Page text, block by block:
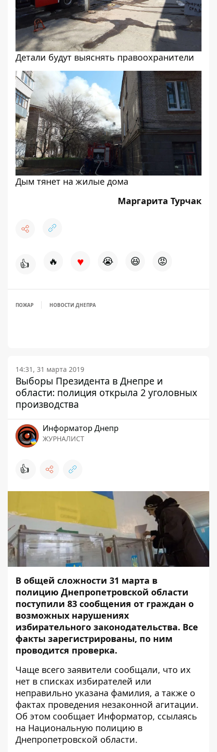
Детали будут выяснять правоохранители
Дым тянет на жилые дома
Маргарита Турчак
👍 🔥 ♥ 😭 😆 😡
ПОЖАР НОВОСТИ ДНЕПРА
14:31, 31 марта 2019
Выборы Президента в Днепре и
области: полиция открыла 2 уголовных
производства
Информатор Днепр
ЖУРНАЛИСТ
👍
В общей сложности 31 марта в
полицию Днепропетровской области
поступили 83 сообщения от граждан о
возможных нарушениях
избирательного законодательства. Все
факты зарегистрированы, по ним
проводится проверка.
Чаще всего заявители сообщали, что их
нет в списках избирателей или
неправильно указана фамилия, а также о
фактах проведения незаконной агитации.
Об этом сообщает Информатор, ссылаясь
на Национальную полицию в
Днепропетровской области.